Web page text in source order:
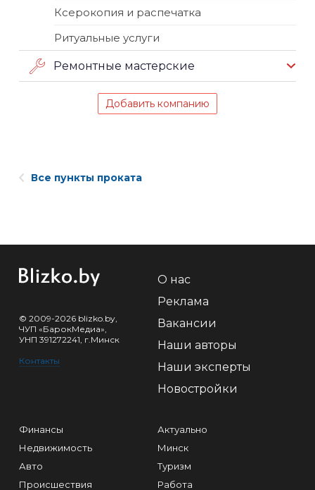
Ксерокопия и распечатка
Ритуальные услуги
Ремонтные мастерские
Добавить компанию
Все пункты проката
© 2009-2026 blizko.by,
ЧУП «БарокМедиа»,
УНП 391272241, г.Минск
Контакты
О нас
Реклама
Вакансии
Наши авторы
Наши эксперты
Новостройки
Финансы
Недвижимость
Авто
Происшествия
Актуально
Минск
Туризм
Работа